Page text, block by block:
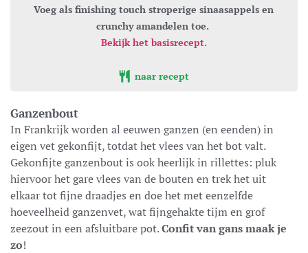
Voeg als finishing touch stroperige sinaasappels en
crunchy amandelen toe.
Bekijk het basisrecept.
naar recept
Ganzenbout
In Frankrijk worden al eeuwen ganzen (en eenden) in
eigen vet gekonfijt, totdat het vlees van het bot valt.
Gekonfijte ganzenbout is ook heerlijk in rillettes: pluk
hiervoor het gare vlees van de bouten en trek het uit
elkaar tot fijne draadjes en doe het met eenzelfde
hoeveelheid ganzenvet, wat fijngehakte tijm en grof
zeezout in een afsluitbare pot.Confit van gans maak je
zo!